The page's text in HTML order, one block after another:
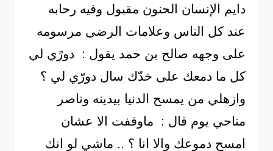
‏دايم الإنسان الحنون مقبول وفيه رحابه
عند ‏كل الناس وعلامات الرضى مرسومه
على وجهه ‏صالح بن حمد يقول : ‏ دورًي لي
كل ما دمعك على خدّك سال ‏دورّي لي ؟
وازهلي من يمسح الدنيا بيدينه ‏وناصر
مناحي يوم قال : ‏ ماوقفت الا عشان
امسح دموعك ‏والا انا ؟ .. ماشي لو انك